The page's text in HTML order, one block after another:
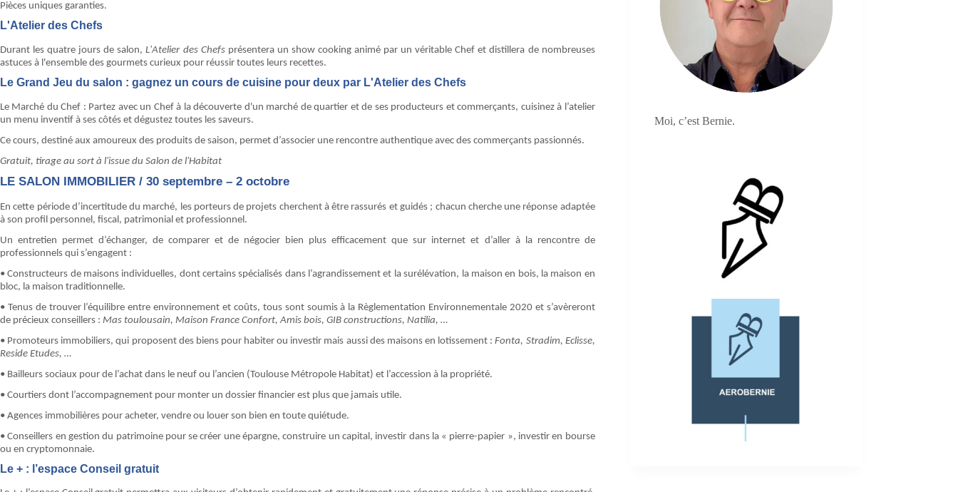
Pièces uniques garanties.
L'Atelier des Chefs
Durant les quatre jours de salon,L'Atelier des Chefs présentera un show cooking animé par un véritable Chef et distillera de nombreuses
astuces à l'ensemble des gourmets curieux pour réussir toutes leurs recettes.
Le Grand Jeu du salon : gagnez un cours de cuisine pour deux par L'Atelier des Chefs
Le Marché du Chef : Partez avec un Chef à la découverte d'un marché de quartier et de ses producteurs et commerçants, cuisinez à l’atelier
un menu inventif à ses côtés et dégustez toutes les saveurs.
Ce cours, destiné aux amoureux des produits de saison, permet d’associer une rencontre authentique avec des commerçants passionnés.
Gratuit, tirage au sort à l'issue du Salon de l'Habitat
LE SALON IMMOBILIER / 30 septembre – 2 octobre
En cette période d’incertitude du marché, les porteurs de projets cherchent à être rassurés et guidés ; chacun cherche une réponse adaptée
à son profil personnel, fiscal, patrimonial et professionnel.
Un entretien permet d’échanger, de comparer et de négocier bien plus efficacement que sur internet et d’aller à la rencontre de
professionnels qui s’engagent :
• Constructeurs de maisons individuelles, dont certains spécialisés dans l’agrandissement et la surélévation, la maison en bois, la maison en
bloc, la maison traditionnelle.
• Tenus de trouver l’équilibre entre environnement et coûts, tous sont soumis à la Règlementation Environnementale 2020 et s’avèreront
de précieux conseillers : Mas toulousain, Maison France Confort, Amis bois, GIB constructions, Natilia, …
• Promoteurs immobiliers, qui proposent des biens pour habiter ou investir mais aussi des maisons en lotissement :Fonta, Stradim, Eclisse,
Reside Etudes, …
• Bailleurs sociaux pour de l’achat dans le neuf ou l’ancien (Toulouse Métropole Habitat) et l’accession à la propriété.
• Courtiers dont l’accompagnement pour monter un dossier financier est plus que jamais utile.
• Agences immobilières pour acheter, vendre ou louer son bien en toute quiétude.
• Conseillers en gestion du patrimoine pour se créer une épargne, construire un capital, investir dans la « pierre-papier », investir en bourse
ou en cryptomonnaie.
Le + : l’espace Conseil gratuit
Moi, c’est Bernie.